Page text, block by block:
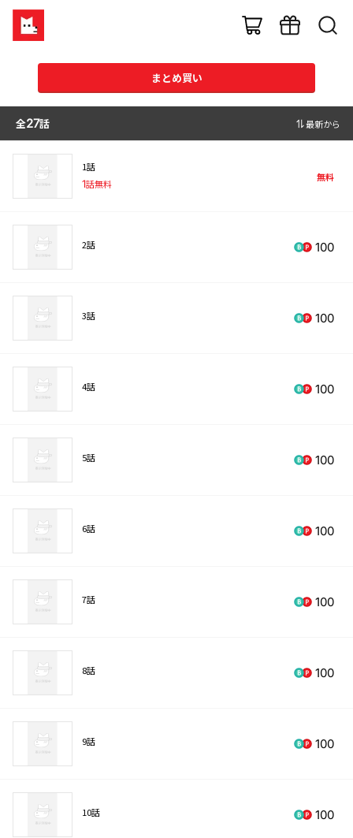
まとめ買い
全27話 最新から
1話
1話無料
無料
2話 100
3話 100
4話 100
5話 100
6話 100
7話 100
8話 100
9話 100
10話 100